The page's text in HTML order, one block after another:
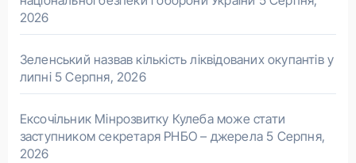
2026
Зеленський назвав кількість ліквідованих окупантів у
липні 5 Серпня, 2026
Ексочільник Мінрозвитку Кулеба може стати
заступником секретаря РНБО – джерела 5 Серпня,
2026